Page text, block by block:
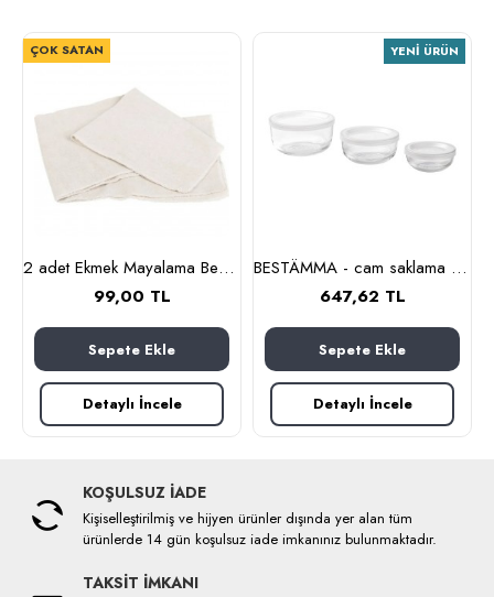
ÇOK SATAN
2 adet Ekmek Mayalama Bezi 50x70 cm, %100 Pamuk Amerikan Pasa Bezi
99,00 TL
Sepete Ekle
Detaylı İncele
YENI ÜRÜN
BESTÄMMA - cam saklama kabı seti (cam)
647,62 TL
Sepete Ekle
Detaylı İncele
KOŞULSUZ İADE
Kişiselleştirilmiş ve hijyen ürünler dışında yer alan tüm
ürünlerde 14 gün koşulsuz iade imkanınız bulunmaktadır.
TAKSİT İMKANI